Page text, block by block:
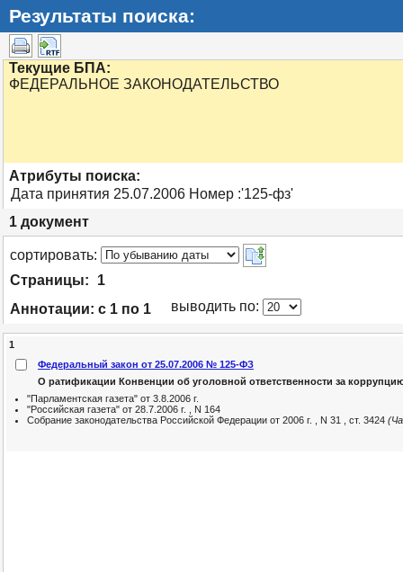
Результаты поиска:
Текущие БПА:
ФЕДЕРАЛЬНОЕ ЗАКОНОДАТЕЛЬСТВО
Атрибуты поиска:
Дата принятия 25.07.2006 Номер :'125-фз'
1 документ
cортировать:
Страницы:
1
Аннотации: с 1 по 1 выводить по: